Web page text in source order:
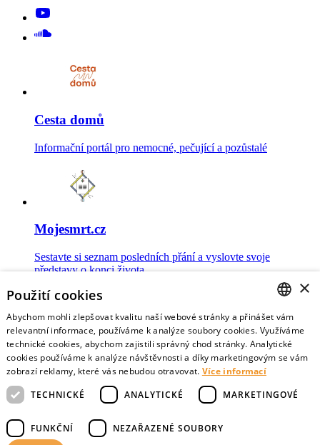
Cesta domů
Informační portál pro nemocné, pečující a pozůstalé
Mojesmrt.cz
Sestavte si seznam posledních přání a vyslovte svoje
představy o konci života
Data o umírání
Nejnovější data o postojích veřejnosti a zdravotníků k umírání
CZECH
ENGLISH
×
Použití cookies
Abychom mohli zlepšovat kvalitu naší webové stránky a přinášet vám
relevantní informace, používáme k analýze soubory cookies. Využíváme
technické cookies, abychom zajistili správný chod stránky. Analytické
cookies používáme k analýze návštěvnosti a díky marketingovým se vám
zobrazí reklamy, které vás nebudou otravovat. Více informací
TECHNICKÉ
ANALYTICKÉ MARKETINGOVÉ
FUNKČNÍ NEZAŘAZENÉ SOUBORY